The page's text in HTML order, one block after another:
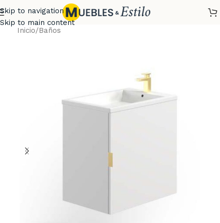
Skip to navigation
Skip to main content
Inicio/Baños